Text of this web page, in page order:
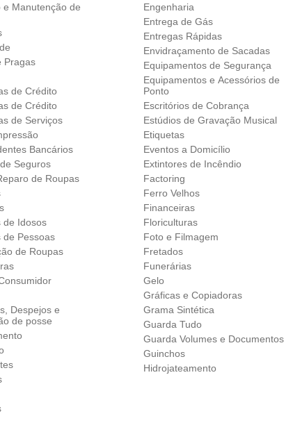
e Manutenção de
Pragas
de Crédito
de Crédito
de Serviços
Bancários
Seguros
de Roupas
de Idosos
de Pessoas
de Roupas
Despejos e
de posse
Engenharia
Entrega de Gás
Entregas Rápidas
Envidraçamento de Sacadas
Equipamentos de Segurança
Equipamentos e Acessórios de
Ponto
Escritórios de Cobrança
Estúdios de Gravação Musical
Etiquetas
Eventos a Domicílio
Extintores de Incêndio
Factoring
Ferro Velhos
Financeiras
Floriculturas
Foto e Filmagem
Fretados
Funerárias
Gelo
Gráficas e Copiadoras
Grama Sintética
Guarda Tudo
Guarda Volumes e Documentos
Guinchos
Hidrojateamento